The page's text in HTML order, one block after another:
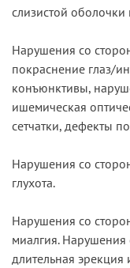
слизистой оболочки
Нарушения со
покраснение глаз/
конъюнктивы,
ишемическая
сетчатки, дефекты
Нарушения со
глухота.
Нарушения со
миалгия.
длительная